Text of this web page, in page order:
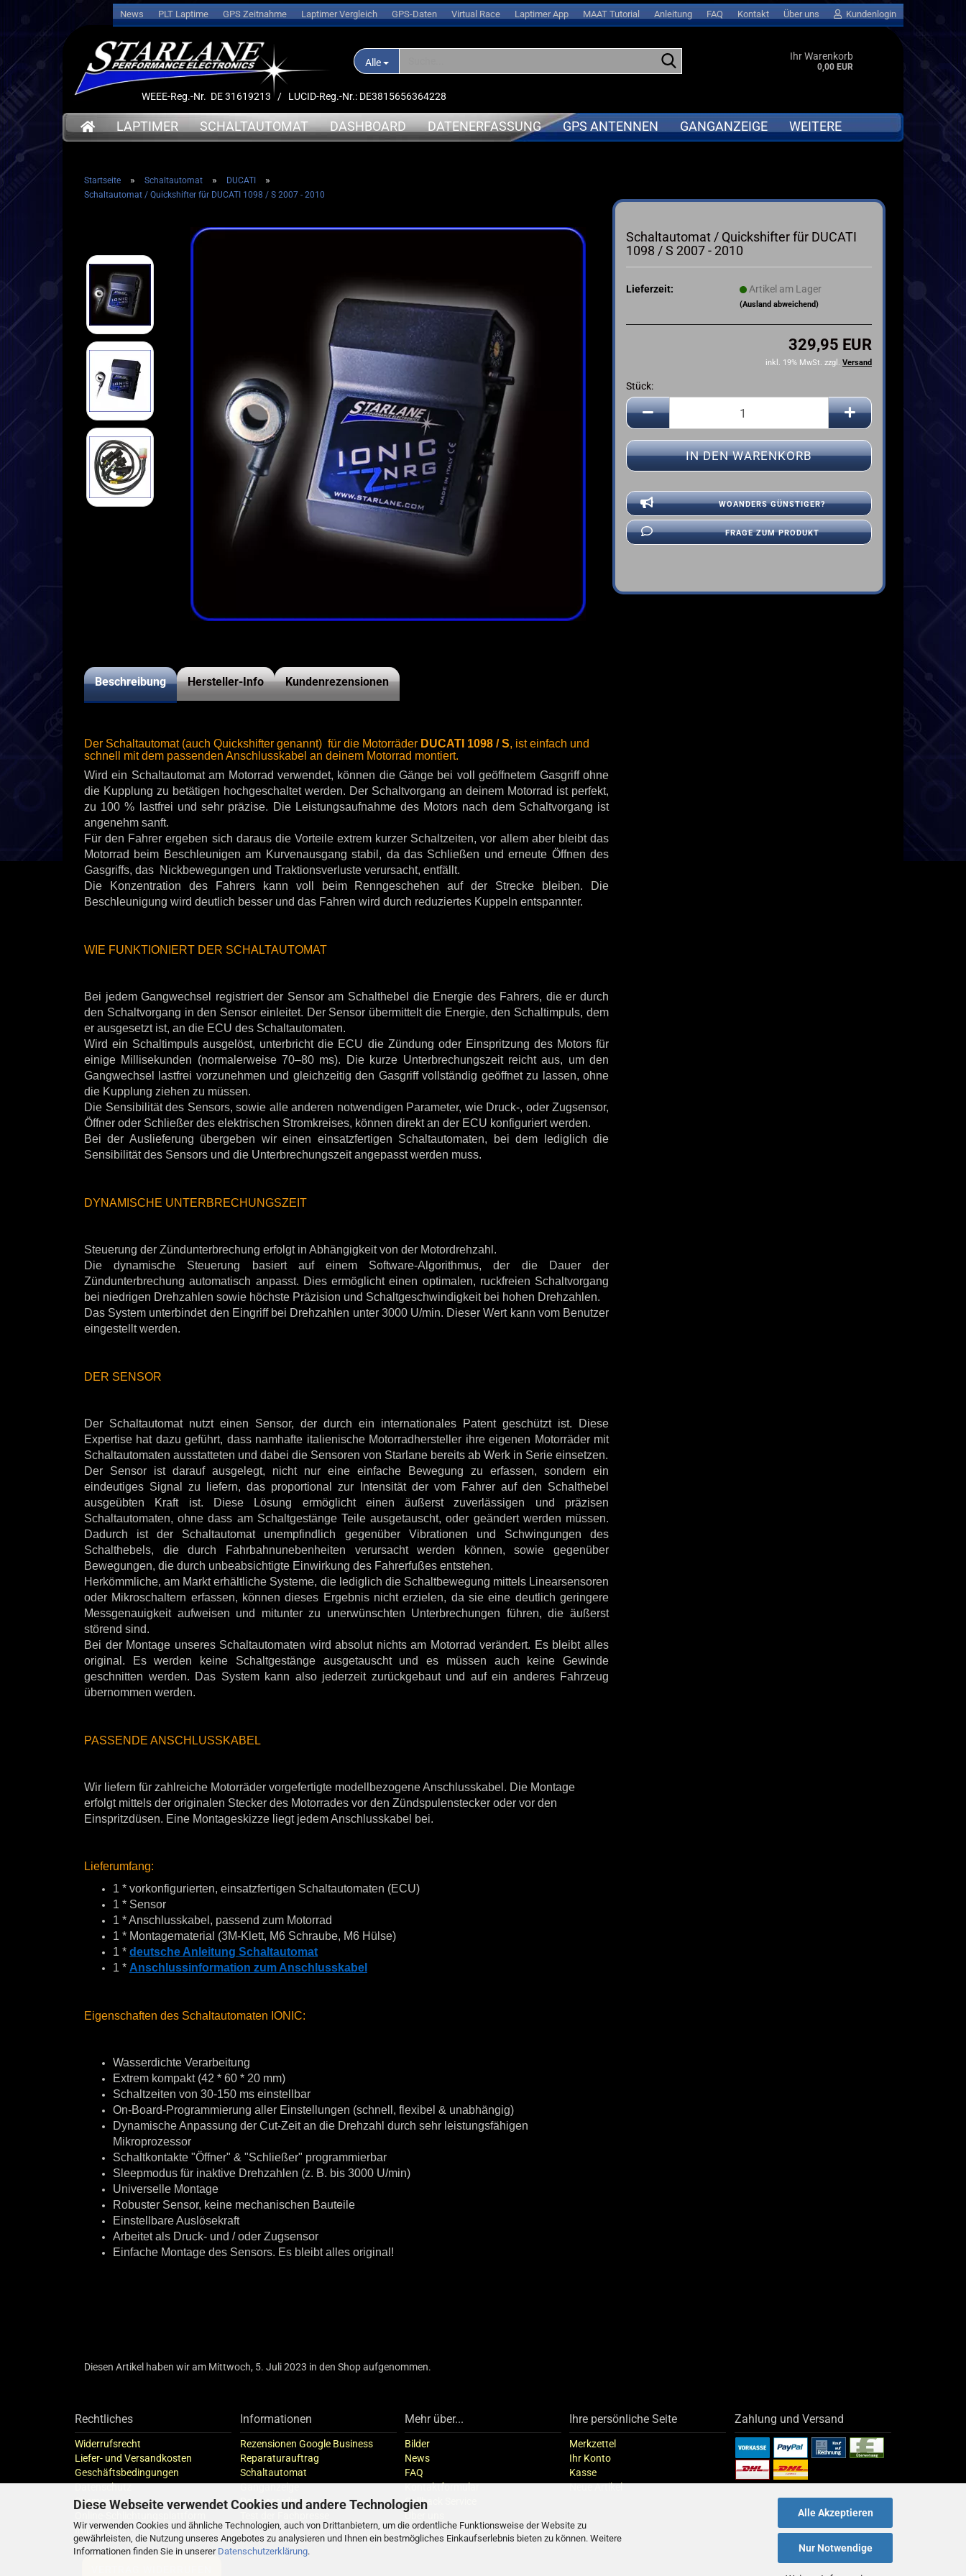
Diese Webseite verwendet Cookies und andere Technologien
Wir verwenden Cookies und ähnliche Technologien, auch von Drittanbietern, um die ordentliche Funktionsweise der Website zu
gewährleisten, die Nutzung unseres Angebotes zu analysieren und Ihnen ein bestmögliches Einkaufserlebnis bieten zu können. Weitere
Informationen finden Sie in unserer Datenschutzerklärung.
Alle Akzeptieren
Nur Notwendige
News PLT Laptime GPS Zeitnahme Laptimer Vergleich GPS-Daten Virtual Race Laptimer App MAAT Tutorial Anleitung FAQ Kontakt Über uns Kundenlogin
Alle
WEEE-Reg.-Nr. DE 31619213 / LUCID-Reg.-Nr.: DE3815656364228
Ihr Warenkorb
0,00 EUR
LAPTIMER
➤ Kabel
➤ Akkus
➤ Service
➤ Deutsche Anleitung
➤ Datenlogger
➤ Sensoren
➤ Deutsche Anleitung
➤ Akkus
➤ Service
➤ Deutsche Anleitung
➤ Datenlogger
➤ Halterungen
➤ Sensoren
➤ Kabel
➤ Service
SCHALTAUTOMAT DASHBOARD DATENERFASSUNG
DUCATI
SUZUKI
BMW
KAWASAKI
YAMAHA
HONDA
KTM
SUZUKI
YAMAHA
GPS ANTENNEN GANGANZEIGE WEITERE
GPS LAPTIMER für MOTORRAD &
MOTORRAD QUICKSHIFTER
Startseite » Schaltautomat » DUCATI »
Schaltautomat / Quickshifter für DUCATI 1098 / S 2007 - 2010
Schaltautomat / Quickshifter für DUCATI
1098 / S 2007 - 2010
Lieferzeit: Artikel am Lager
(Ausland abweichend)
329,95 EUR
inkl. 19% MwSt. zzgl. Versand
Stück:
Stück
WOANDERS GÜNSTIGER?
FRAGE ZUM PRODUKT
Beschreibung Hersteller-Info Kundenrezensionen
Der Schaltautomat (auch Quickshifter genannt) für die Motorräder DUCATI 1098 / S, ist einfach und
schnell mit dem passenden Anschlusskabel an deinem Motorrad montiert.
Wird ein Schaltautomat am Motorrad verwendet, können die Gänge bei voll geöffnetem Gasgriff ohne
die Kupplung zu betätigen hochgeschaltet werden. Der Schaltvorgang an deinem Motorrad ist perfekt,
zu 100 % lastfrei und sehr präzise. Die Leistungsaufnahme des Motors nach dem Schaltvorgang ist
angenehm sanft.
Für den Fahrer ergeben sich daraus die Vorteile extrem kurzer Schaltzeiten, vor allem aber bleibt das
Motorrad beim Beschleunigen am Kurvenausgang stabil, da das Schließen und erneute Öffnen des
Gasgriffs, das Nickbewegungen und Traktionsverluste verursacht, entfällt.
Die Konzentration des Fahrers kann voll beim Renngeschehen auf der Strecke bleiben. Die
Beschleunigung wird deutlich besser und das Fahren wird durch reduziertes Kuppeln entspannter.
WIE FUNKTIONIERT DER SCHALTAUTOMAT
Bei jedem Gangwechsel registriert der Sensor am Schalthebel die Energie des Fahrers, die er durch
den Schaltvorgang in den Sensor einleitet. Der Sensor übermittelt die Energie, den Schaltimpuls, dem
er ausgesetzt ist, an die ECU des Schaltautomaten.
Wird ein Schaltimpuls ausgelöst, unterbricht die ECU die Zündung oder Einspritzung des Motors für
einige Millisekunden (normalerweise 70–80 ms). Die kurze Unterbrechungszeit reicht aus, um den
Gangwechsel lastfrei vorzunehmen und gleichzeitig den Gasgriff vollständig geöffnet zu lassen, ohne
die Kupplung ziehen zu müssen.
Die Sensibilität des Sensors, sowie alle anderen notwendigen Parameter, wie Druck-, oder Zugsensor,
Öffner oder Schließer des elektrischen Stromkreises, können direkt an der ECU konfiguriert werden.
Bei der Auslieferung übergeben wir einen einsatzfertigen Schaltautomaten, bei dem lediglich die
Sensibilität des Sensors und die Unterbrechungszeit angepasst werden muss.
DYNAMISCHE UNTERBRECHUNGSZEIT
Steuerung der Zündunterbrechung erfolgt in Abhängigkeit von der Motordrehzahl.
Die dynamische Steuerung basiert auf einem Software-Algorithmus, der die Dauer der
Zündunterbrechung automatisch anpasst. Dies ermöglicht einen optimalen, ruckfreien Schaltvorgang
bei niedrigen Drehzahlen sowie höchste Präzision und Schaltgeschwindigkeit bei hohen Drehzahlen.
Das System unterbindet den Eingriff bei Drehzahlen unter 3000 U/min. Dieser Wert kann vom Benutzer
eingestellt werden.
DER SENSOR
Der Schaltautomat nutzt einen Sensor, der durch ein internationales Patent geschützt ist. Diese
Expertise hat dazu geführt, dass namhafte italienische Motorradhersteller ihre eigenen Motorräder mit
Schaltautomaten ausstatteten und dabei die Sensoren von Starlane bereits ab Werk in Serie einsetzen.
Der Sensor ist darauf ausgelegt, nicht nur eine einfache Bewegung zu erfassen, sondern ein
eindeutiges Signal zu liefern, das proportional zur Intensität der vom Fahrer auf den Schalthebel
ausgeübten Kraft ist. Diese Lösung ermöglicht einen äußerst zuverlässigen und präzisen
Schaltautomaten, ohne dass am Schaltgestänge Teile ausgetauscht, oder geändert werden müssen.
Dadurch ist der Schaltautomat unempfindlich gegenüber Vibrationen und Schwingungen des
Schalthebels, die durch Fahrbahnunebenheiten verursacht werden können, sowie gegenüber
Bewegungen, die durch unbeabsichtigte Einwirkung des Fahrerfußes entstehen.
Herkömmliche, am Markt erhältliche Systeme, die lediglich die Schaltbewegung mittels Linearsensoren
oder Mikroschaltern erfassen, können dieses Ergebnis nicht erzielen, da sie eine deutlich geringere
Messgenauigkeit aufweisen und mitunter zu unerwünschten Unterbrechungen führen, die äußerst
störend sind.
Bei der Montage unseres Schaltautomaten wird absolut nichts am Motorrad verändert. Es bleibt alles
original. Es werden keine Schaltgestänge ausgetauscht und es müssen auch keine Gewinde
geschnitten werden. Das System kann also jederzeit zurückgebaut und auf ein anderes Fahrzeug
übernommen werden.
PASSENDE ANSCHLUSSKABEL
Wir liefern für zahlreiche Motorräder vorgefertigte modellbezogene Anschlusskabel. Die Montage
erfolgt mittels der originalen Stecker des Motorrades vor den Zündspulenstecker oder vor den
Einspritzdüsen. Eine Montageskizze liegt jedem Anschlusskabel bei.
Lieferumfang:
1 * vorkonfigurierten, einsatzfertigen Schaltautomaten (ECU)
1 * Sensor
1 * Anschlusskabel, passend zum Motorrad
1 * Montagematerial (3M-Klett, M6 Schraube, M6 Hülse)
1 * deutsche Anleitung Schaltautomat
1 * Anschlussinformation zum Anschlusskabel
Eigenschaften des Schaltautomaten IONIC:
Wasserdichte Verarbeitung
Extrem kompakt (42 * 60 * 20 mm)
Schaltzeiten von 30-150 ms einstellbar
On-Board-Programmierung aller Einstellungen (schnell, flexibel & unabhängig)
Dynamische Anpassung der Cut-Zeit an die Drehzahl durch sehr leistungsfähigen
Mikroprozessor
Schaltkontakte "Öffner" & "Schließer" programmierbar
Sleepmodus für inaktive Drehzahlen (z. B. bis 3000 U/min)
Universelle Montage
Robuster Sensor, keine mechanischen Bauteile
Einstellbare Auslösekraft
Arbeitet als Druck- und / oder Zugsensor
Einfache Montage des Sensors. Es bleibt alles original!
Diesen Artikel haben wir am Mittwoch, 5. Juli 2023 in den Shop aufgenommen.
Rechtliches
Widerrufsrecht
Liefer- und Versandkosten
Geschäftsbedingungen
Datenschutz
Sitemap
Impressum
Informationen
Rezensionen Google Business
Reparaturauftrag
Schaltautomat
Ganganzeige
Datarecording
Mehr über...
Bilder
News
FAQ
Kontaktformular
Callback Service
Über uns
Ihre persönliche Seite
Merkzettel
Ihr Konto
Kasse
Neue Artikel
Zahlung und Versand